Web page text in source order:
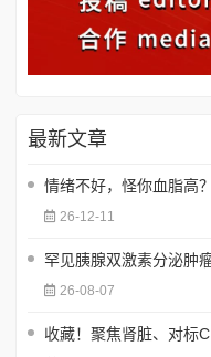
最新文章
情绪不好，怪你血脂高
26-12-11
罕见胰腺双激素分泌肿
26-08-07
收藏！聚焦肾脏、对标